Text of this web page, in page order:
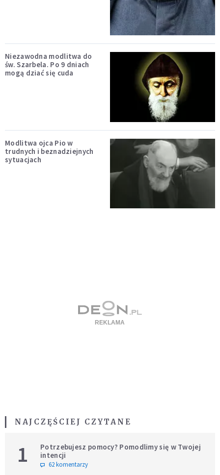
Niezawodna modlitwa do
św. Szarbela. Po 9 dniach
mogą dziać się cuda
Modlitwa ojca Pio w
trudnych i beznadziejnych
sytuacjach
NAJCZĘŚCIEJ CZYTANE
1
Potrzebujesz pomocy? Pomodlimy się w Twojej
intencji
62 komentarzy